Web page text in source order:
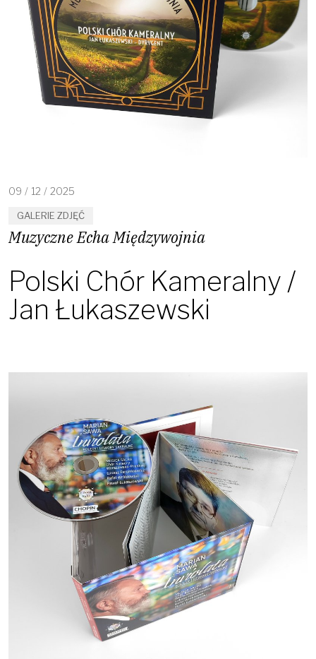
09 / 12 / 2025
GALERIE ZDJĘĆ
Muzyczne Echa Międzywojnia
Polski Chór Kameralny /
Jan Łukaszewski